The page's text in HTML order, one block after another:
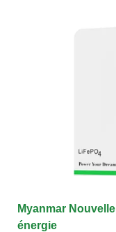
Myanmar
énergie